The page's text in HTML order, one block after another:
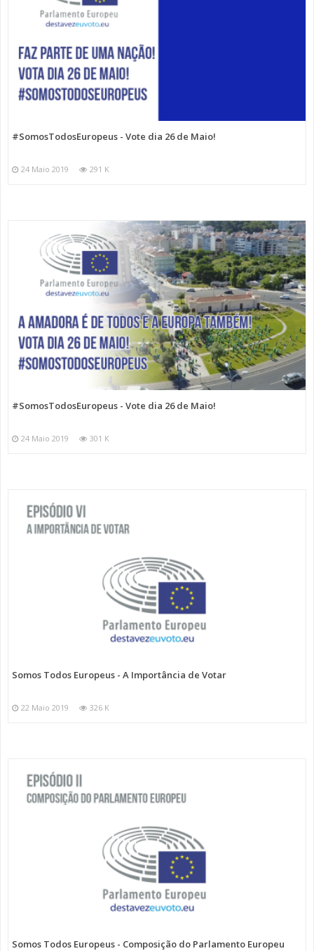
#SomosTodosEuropeus - Vote dia 26 de Maio!
24 Maio 2019 291 K
#SomosTodosEuropeus - Vote dia 26 de Maio!
24 Maio 2019 301 K
Somos Todos Europeus - A Importância de Votar
22 Maio 2019 326 K
Somos Todos Europeus - Composição do Parlamento Europeu